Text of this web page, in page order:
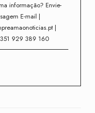
informação? Envie-
E-mail |
|
929 389 160